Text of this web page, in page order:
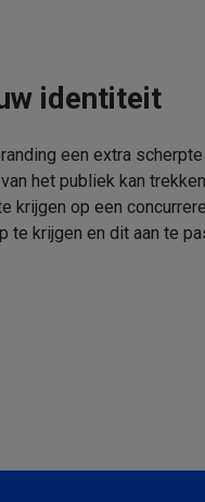
identiteit
een extra
het publiek kan
krijgen op een
te krijgen en dit aan te